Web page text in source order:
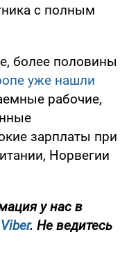
с полным
более половины
уже нашли
рабочие,
зарплаты при
Норвегии
у нас в
Viber. Не ведитесь